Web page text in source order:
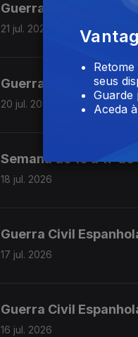
Guerra Civil
21 jul. 2026
Guerra Civil
20 jul. 2026
Semana de 13 a 17
18 jul. 2026
Guerra Civil
17 jul. 2026
Guerra Civil
16 jul. 2026
seus
Guarde
Aceda